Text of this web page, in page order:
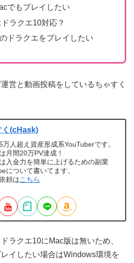
でもプレイしたい
ラクエ10対応？
ドラクエをプレイしたい
営と動画投稿をしているちゃすく
く(cHask)
万人超え資産形成系YouTuberです。
月間20万PV達成！
入金力を簡単に上げるための副業
について書いてます。
頼はこちら
ラクエ10にMac版は無いため、
イしたい場合はWindows環境を